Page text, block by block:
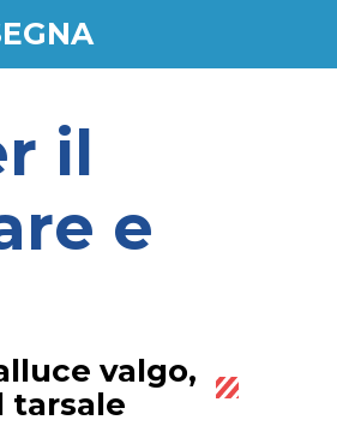
il
e
valgo,
tarsale